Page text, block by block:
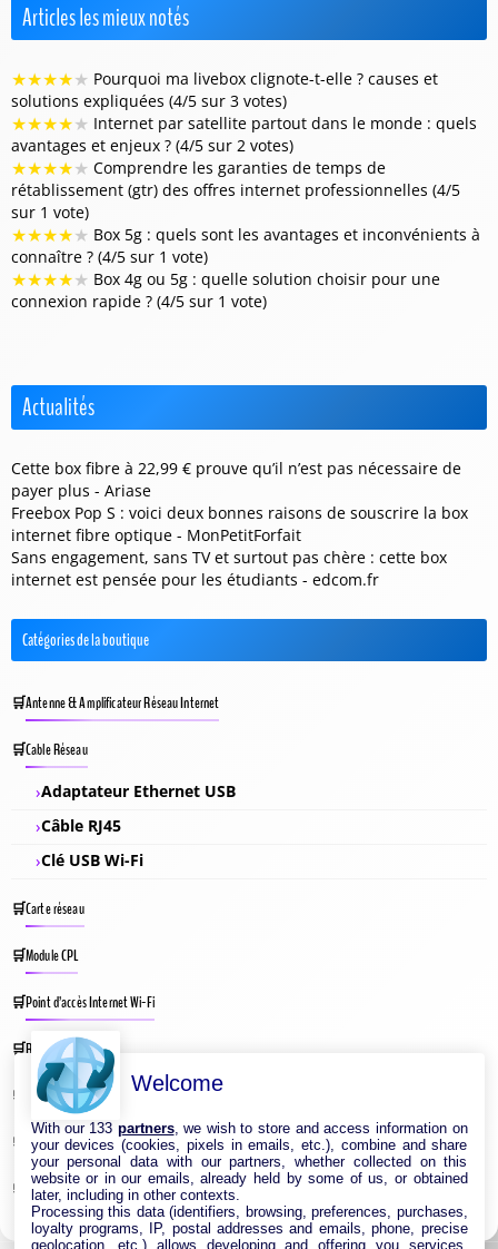
Articles les mieux notés
★★★★★ Pourquoi ma livebox clignote-t-elle ? causes et
solutions expliquées (4/5 sur 3 votes)
★★★★★ Internet par satellite partout dans le monde : quels
avantages et enjeux ? (4/5 sur 2 votes)
★★★★★ Comprendre les garanties de temps de
rétablissement (gtr) des offres internet professionnelles (4/5
sur 1 vote)
★★★★★ Box 5g : quels sont les avantages et inconvénients à
connaître ? (4/5 sur 1 vote)
★★★★★ Box 4g ou 5g : quelle solution choisir pour une
connexion rapide ? (4/5 sur 1 vote)
Actualités
Cette box fibre à 22,99 € prouve qu’il n’est pas nécessaire de
payer plus - Ariase
Freebox Pop S : voici deux bonnes raisons de souscrire la box
internet fibre optique - MonPetitForfait
Sans engagement, sans TV et surtout pas chère : cette box
internet est pensée pour les étudiants - edcom.fr
Catégories de la boutique
Antenne & Amplificateur Réseau Internet
Cable Réseau
Adaptateur Ethernet USB
Câble RJ45
Clé USB Wi-Fi
Carte réseau
Module CPL
Point d’accès Internet Wi-Fi
Répéteur Wifi
Routeur Internet
Switches & Hubs Réseau
Système WIFI Mesh
Welcome
With our 133 partners, we wish to store and access information on
your devices (cookies, pixels in emails, etc.), combine and share
your personal data with our partners, whether collected on this
website or in our emails, already held by some of us, or obtained
later, including in other contexts.
Processing this data (identifiers, browsing, preferences, purchases,
loyalty programs, IP, postal addresses and emails, phone, precise
geolocation, etc.) allows developing and offering you services,